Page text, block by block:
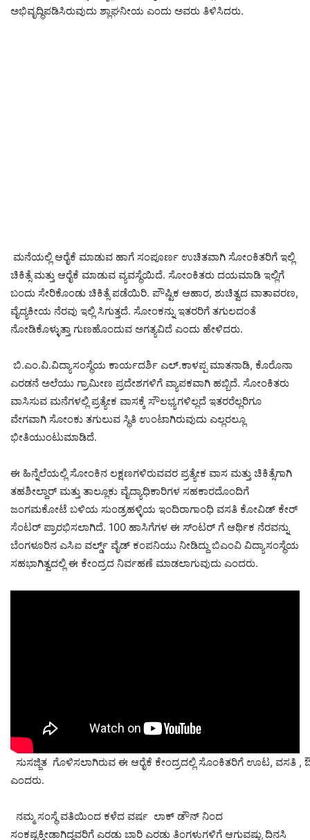
ಅಭಿವೃದ್ಧಿಪಡಿಸಿರುವುದು ಶ್ಲಾಘನೀಯ ಎಂದು ಅವರು ತಿಳಿಸಿದರು.
ಮನೆಯಲ್ಲಿ ಆರೈಕೆ ಮಾಡುವ ಹಾಗೆ ಸಂಪೂರ್ಣ ಉಚಿತವಾಗಿ ಸೋಂಕಿತರಿಗೆ ಇಲ್ಲಿ
ಚಿಕಿತ್ಸೆ ಮತ್ತು ಆರೈಕೆ ಮಾಡುವ ವ್ಯವಸ್ಥೆಯಿದೆ. ಸೋಂಕಿತರು ದಯಮಾಡಿ ಇಲ್ಲಿಗೆ
ಬಂದು ಸೇರಿಕೊಂಡು ಚಿಕಿತ್ಸೆ ಪಡೆಯಿರಿ. ಪೌಷ್ಟಿಕ ಆಹಾರ, ಶುಚಿತ್ವದ ವಾತಾವರಣ,
ವೈದ್ಯಕೀಯ ನೆರವು ಇಲ್ಲಿ ಸಿಗುತ್ತದೆ. ಸೋಂಕನ್ನು ಇತರರಿಗೆ ತಗುಲದಂತೆ
ನೋಡಿಕೊಳ್ಳುತ್ತಾ ಗುಣಹೊಂದುವ ಅಗತ್ಯವಿದೆ ಎಂದು ಹೇಳಿದರು.
ಬಿ.ಎಂ.ವಿ.ವಿದ್ಯಾಸಂಸ್ಥೆಯ ಕಾರ್ಯದರ್ಶಿ ಎಲ್.ಕಾಳಪ್ಪ ಮಾತನಾಡಿ, ಕೊರೊನಾ
ಎರಡನೆ ಅಲೆಯು ಗ್ರಾಮೀಣ ಪ್ರದೇಶಗಳಿಗೆ ವ್ಯಾಪಕವಾಗಿ ಹಬ್ಬಿದೆ. ಸೋಂಕಿತರು
ವಾಸಿಸುವ ಮನೆಗಳಲ್ಲಿ ಪ್ರತ್ಯೇಕ ವಾಸಕ್ಕೆ ಸೌಲಭ್ಯಗಳಿಲ್ಲದೆ ಇತರರೆಲ್ಲರಿಗೂ
ವೇಗವಾಗಿ ಸೋಂಕು ತಗುಲುವ ಸ್ಥಿತಿ ಉಂಟಾಗಿರುವುದು ಎಲ್ಲರಲ್ಲೂ
ಭೀತಿಯುಂಟುಮಾಡಿದೆ.
ಈ ಹಿನ್ನೆಲೆಯಲ್ಲಿ ಸೋಂಕಿನ ಲಕ್ಷಣಗಳಿರುವವರ ಪ್ರತ್ಯೇಕ ವಾಸ ಮತ್ತು ಚಿಕಿತ್ಸೆಗಾಗಿ
ತಹಶೀಲ್ದಾರ್ ಮತ್ತು ತಾಲ್ಲೂಕು ವೈದ್ಯಾಧಿಕಾರಿಗಳ ಸಹಕಾರದೊಂದಿಗೆ
ಜಂಗಮಕೋಟೆ ಬಳಿಯ ಸುಂಡ್ರಹಳ್ಳಿಯ ಇಂದಿರಾಗಾಂಧಿ ವಸತಿ ಕೋವಿಡ್ ಕೇರ್
ಸೆಂಟರ್ ಪ್ರಾರಭಿಸಲಾಗಿದೆ. 100 ಹಾಸಿಗೆಗಳ ಈ ಸ್ಂಟರ್ ಗೆ ಆರ್ಥಿಕ ನೆರವನ್ನು
ಬೆಂಗಳೂರಿನ ಎಸಿಐ ವರ್ಲ್ಡ್ ವೈಡ್ ಕಂಪನಿಯು ನೀಡಿದ್ದು ಬಿಎಂವಿ ವಿದ್ಯಾಸಂಸ್ಥೆಯ
ಸಹಭಾಗಿತ್ವದಲ್ಲಿ ಈ ಕೇಂದ್ರದ ನಿರ್ವಹಣೆ ಮಾಡಲಾಗುವುದು ಎಂದರು.
ಸುಸಜ್ಜಿತ ಗೊಳಿಸಲಾಗಿರುವ ಈ ಆರೈಕೆ ಕೇಂದ್ರದಲ್ಲಿ ಸೊಂಕಿತರಿಗೆ ಊಟ,
ಎಂದರು.
ನಮ್ಮ ಸಂಸ್ಥೆ ವತಿಯಿಂದ ಕಳೆದ ವರ್ಷ ಲಾಕ್ ಡೌನ್ ನಿಂದ
ಸಂಕಷ್ಟಕ್ಕೀಡಾಗಿದ್ದವರಿಗೆ ಎರಡು ಬಾರಿ ಎರಡು ತಿಂಗಳುಗಳಿಗೆ ಆಗುವಷ್ಟು ದಿನಸಿ